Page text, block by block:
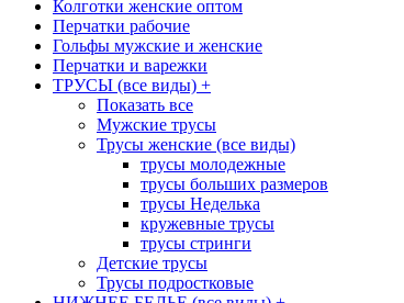
Колготки женские оптом
Перчатки рабочие
Гольфы мужские и женские
Перчатки и варежки
ТРУСЫ (все виды) +
Показать все
Мужские трусы
Трусы женские (все виды)
трусы молодежные
трусы больших размеров
трусы Неделька
кружевные трусы
трусы стринги
Детские трусы
Трусы подростковые